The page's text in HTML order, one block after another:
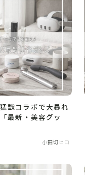
獣コラボで大暴れ
最新・美容グッ
小田切ヒロ